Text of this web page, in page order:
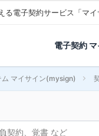
る電子契約サービス「マイ
電子契約
ム マイサイン(mysign)